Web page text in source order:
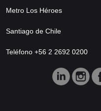
Metro Los Héroes
Santiago de Chile
Teléfono +56 2 2692 0200